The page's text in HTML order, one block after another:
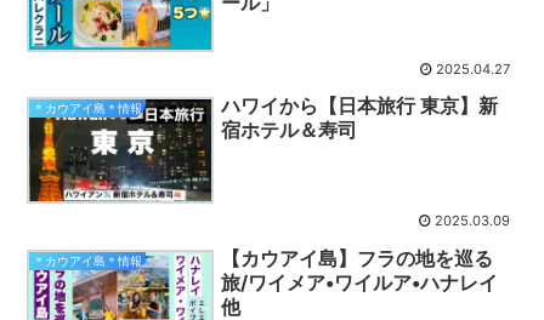
2025.04.27
＊カウアイ島＊情報
ハワイから【日本旅行 東京】新
宿ホテル＆寿司
2025.03.09
＊カウアイ島＊情報
【カウアイ島】フラの地を巡る
旅/ワイメア•ワイルア•ハナレイ
他